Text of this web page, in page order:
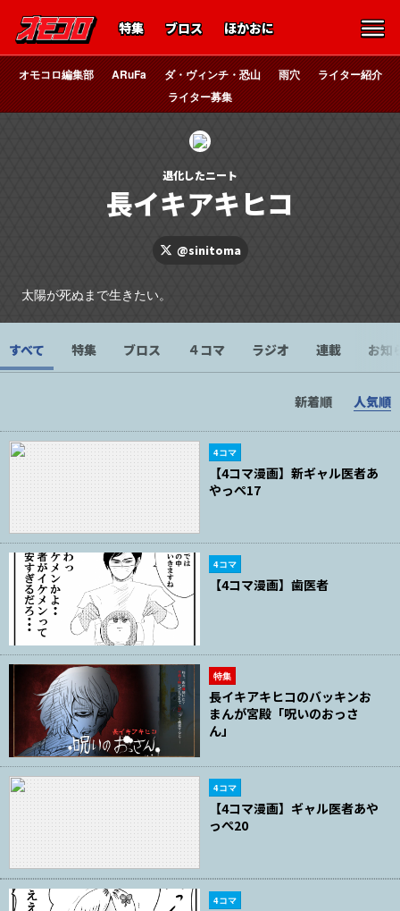
特集 ブロス ほかおに
オモコロ編集部 ARuFa ダ・ヴィンチ・恐山 雨穴
ライター紹介
ライター募集
退化したニート
長イキアキヒコ
@sinitoma
太陽が死ぬまで生きたい。
すべて 特集 ブロス ４コマ ラジオ 連載 お知
新着順 人気順
4コマ
【4コマ漫画】新ギャル医者あ
やっぺ17
4コマ
【4コマ漫画】歯医者
特集
長イキアキヒコのバッキンお
まんが宮殿「呪いのおっさ
ん」
4コマ
【4コマ漫画】ギャル医者あや
っぺ20
4コマ